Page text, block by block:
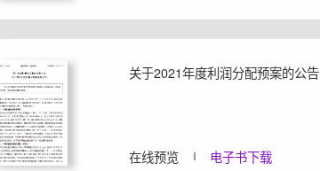
关于2021年度利润分配预案的公告
在线预览 电子书下载